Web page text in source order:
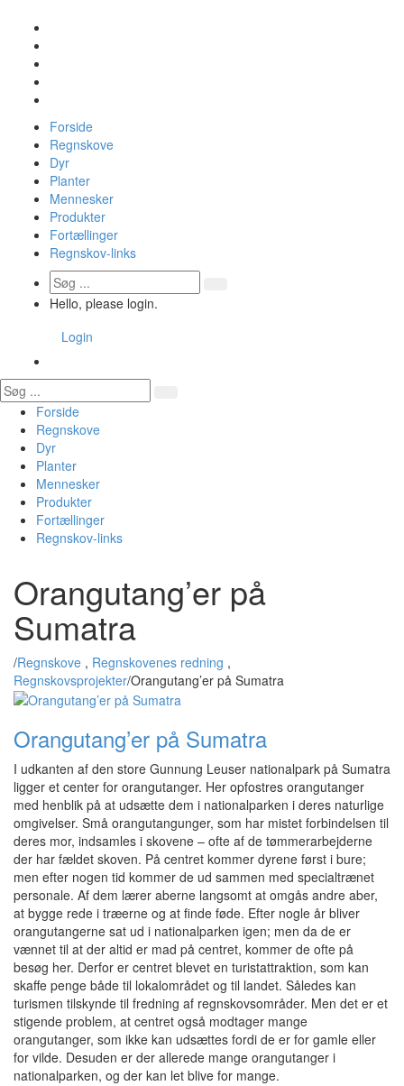
Forside
Regnskove
Dyr
Planter
Mennesker
Produkter
Fortællinger
Regnskov-links
Hello, please login.
Login
Forside
Regnskove
Dyr
Planter
Mennesker
Produkter
Fortællinger
Regnskov-links
Orangutang’er på
Sumatra
/Regnskove , Regnskovenes redning ,
Regnskovsprojekter/Orangutang’er på Sumatra
Orangutang’er på Sumatra
I udkanten af den store Gunnung Leuser nationalpark på Sumatra
ligger et center for orangutanger. Her opfostres orangutanger
med henblik på at udsætte dem i nationalparken i deres naturlige
omgivelser. Små orangutangunger, som har mistet forbindelsen til
deres mor, indsamles i skovene – ofte af de tømmerarbejderne
der har fældet skoven. På centret kommer dyrene først i bure;
men efter nogen tid kommer de ud sammen med specialtrænet
personale. Af dem lærer aberne langsomt at omgås andre aber,
at bygge rede i træerne og at finde føde. Efter nogle år bliver
orangutangerne sat ud i nationalparken igen; men da de er
vænnet til at der altid er mad på centret, kommer de ofte på
besøg her. Derfor er centret blevet en turistattraktion, som kan
skaffe penge både til lokalområdet og til landet. Således kan
turismen tilskynde til fredning af regnskovsområder. Men det er et
stigende problem, at centret også modtager mange
orangutanger, som ikke kan udsættes fordi de er for gamle eller
for vilde. Desuden er der allerede mange orangutanger i
nationalparken, og der kan let blive for mange.